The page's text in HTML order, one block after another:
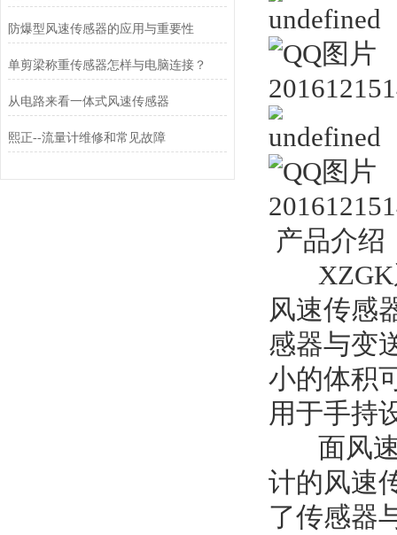
防爆型风速传感器的应用与重要性
单剪梁称重传感器怎样与电脑连接？
从电路来看一体式风速传感器
熙正--流量计维修和常见故障
产品介绍
XZGK
风速传感
感器与变
小的体积
用于手持
面风速
计的风速
了传感器